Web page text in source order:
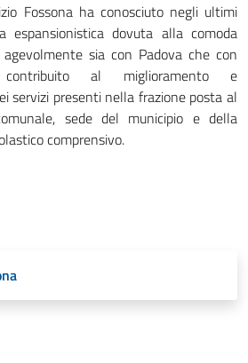
Fossona ha conosciuto negli ultimi
dovuta alla comoda
sia con Padova che con
al miglioramento e
servizi presenti nella frazione posta al
sede del municipio e della
comprensivo.